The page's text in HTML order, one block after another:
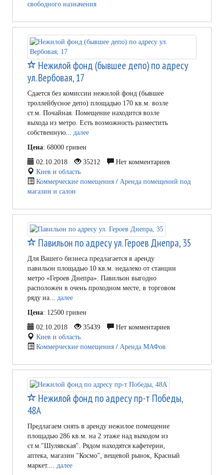
свободного назначения
Нежилой фонд (бывшее депо) по адресу
ул. Вербовая, 17
Сдается без комиссии нежилой фонд (бывшее
троллейбусное депо) площадью 170 кв.м. возле
ст.м. Почайная. Помещение находится возле
выхода из метро. Есть возможность разместить
собственную... далее
Цена: 68000 гривен
02.10.2018
35212
Нет комментариев
Киев и область
Коммерческие помещения / Аренда помещений под
магазин и салон
Павильон по адресу ул. Героев Днепра, 35
Для Вашего бизнеса предлагается в аренду
павильон площадью 10 кв.м. недалеко от станции
метро «Героев Днепра». Павильон выгодно
расположен в очень проходном месте, в торговом
ряду на... далее
Цена: 12500 гривен
02.10.2018
35439
Нет комментариев
Киев и область
Коммерческие помещения / Аренда МАФов
Нежилой фонд по адресу пр-т Победы,
48А
Предлагаем снять в аренду нежилое помещение
площадью 286 кв.м. на 2 этаже над выходом из
ст.м."Шулявская". Рядом находятся кафетерии,
аптека, магазин "Космо", вещевой рынок, Красный
маркет.... далее